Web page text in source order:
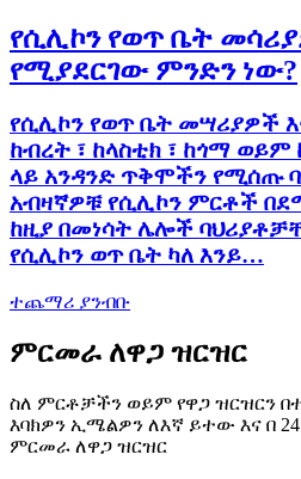
የሲሊኮን የወጥ ቤት
የሚያደርገው ምንድን ነው?
የሲሊኮን የወጥ ቤት መሣሪያዎች
ከብረት ፣ ከላስቲክ ፣ ከጎማ
ላይ አንዳንድ ጥቅሞችን የሚሰጡ
አብዛኛዎቹ የሲሊኮን ምርቶች
ከዚያ በመነሳት ሌሎች
የሲሊኮን ወጥ ቤት ካለ እንይ…
ተጨማሪ ያንብቡ
ምርመራ ለዋጋ ዝርዝር
ስለ ምርቶቻችን ወይም የዋጋ ዝርዝርን
እባክዎን ኢሜልዎን ለእኛ ይተው እና በ 24
ምርመራ ለዋጋ ዝርዝር